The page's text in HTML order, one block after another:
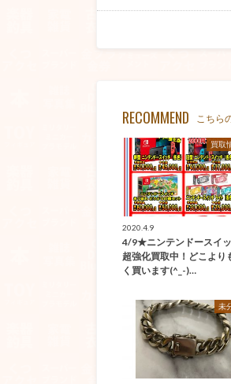
RECOMMEND こちら
買取
2020.4.9
4/9★ニンテンドースイ
超強化買取中！どこより
く買います(^_-)…
未